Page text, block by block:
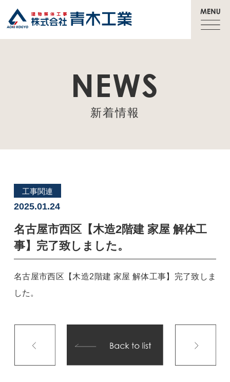
NEWS
新着情報
工事関連
2025.01.24
名古屋市西区【木造2階建 家屋 解体工
事】完了致しました。
名古屋市西区【木造2階建 家屋 解体工事】完了致しま
した。